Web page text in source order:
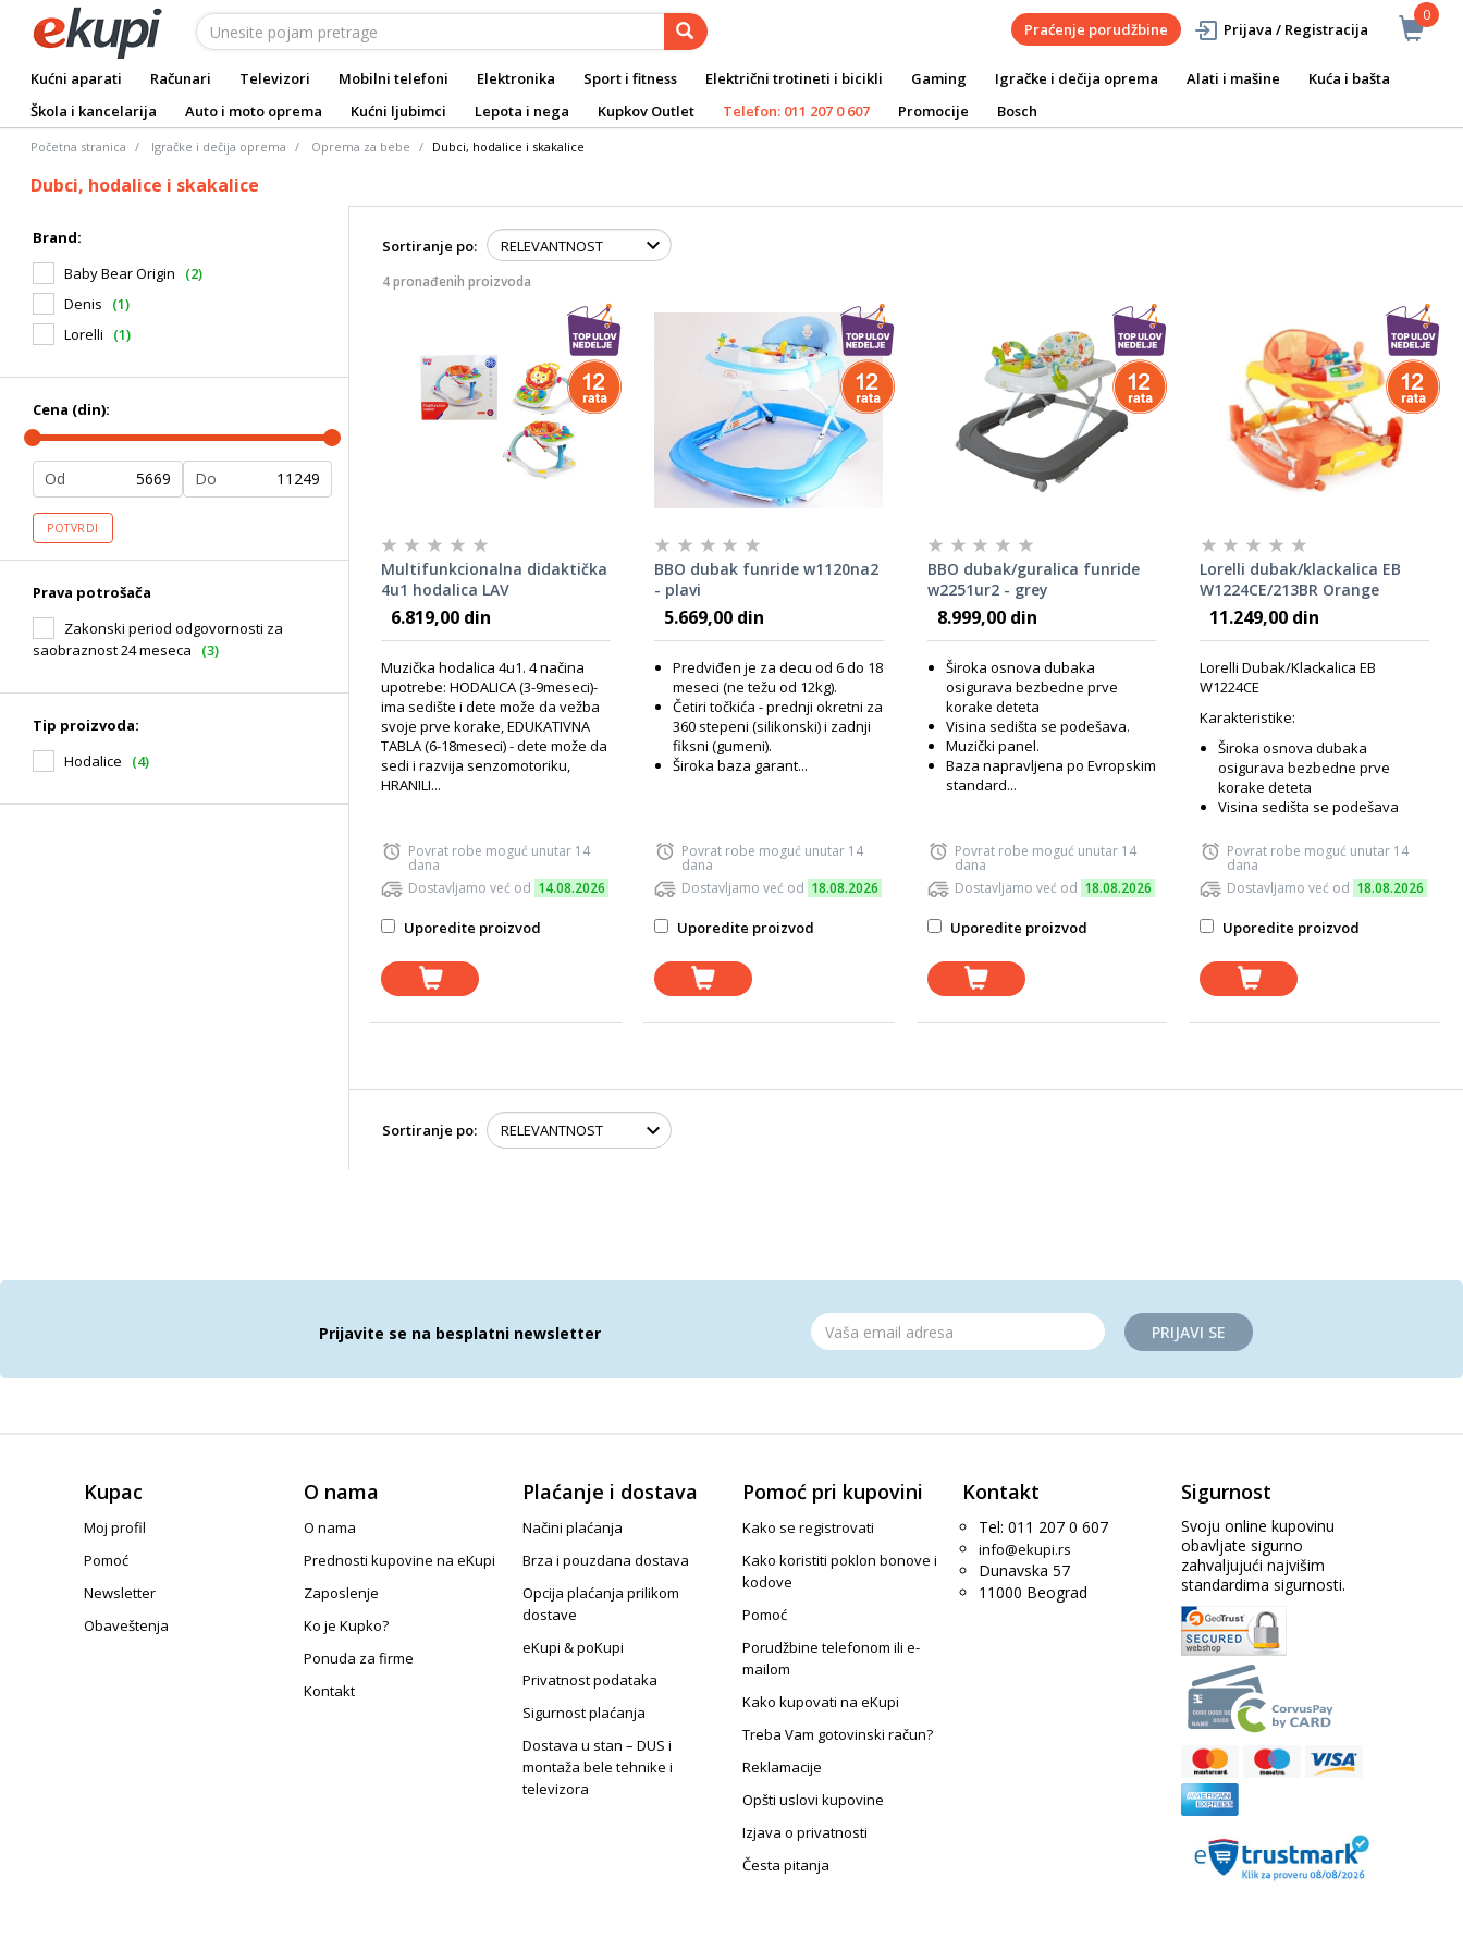
0
Praćenje porudžbine Prijava / Registracija
Kućni aparati Računari Televizori Mobilni telefoni Elektronika Sport i fitness Električni trotineti i bicikli Gaming Igračke i dečija oprema Alati i mašine
Kuća i bašta
Škola i kancelarija
Auto i moto oprema Kućni ljubimci Lepota i nega Kupkov Outlet Telefon: 011 207 0 607 Promocije Bosch
Početna stranica Igračke i dečija oprema Oprema za bebe Dubci, hodalice i skakalice
Dubci, hodalice i skakalice
Brand:
Baby Bear Origin
(2)
Denis
(1)
Lorelli
(1)
Cena (din):
Od Do
POTVRDI
Prava potrošača
Zakonski period odgovornosti za
saobraznost 24 meseca
(3)
Tip proizvoda:
Hodalice
(4)
Sortiranje po:
4 pronađenih proizvoda
Multifunkcionalna didaktička
4u1 hodalica LAV
6.819,00 din
Muzička hodalica 4u1. 4 načina
upotrebe: HODALICA (3-9meseci)-
ima sedište i dete može da vežba
svoje prve korake, EDUKATIVNA
TABLA (6-18meseci) - dete može da
sedi i razvija senzomotoriku,
HRANILI...
Povrat robe moguć unutar 14
dana
Dostavljamo već od 14.08.2026
Uporedite proizvod
BBO dubak funride w1120na2
- plavi
5.669,00 din
Predviđen je za decu od 6 do 18
meseci (ne težu od 12kg).
Četiri točkića - prednji okretni za
360 stepeni (silikonski) i zadnji
fiksni (gumeni).
Široka baza garant...
Povrat robe moguć unutar 14
dana
Dostavljamo već od 18.08.2026
Uporedite proizvod
BBO dubak/guralica funride
w2251ur2 - grey
8.999,00 din
Široka osnova dubaka
osigurava bezbedne prve
korake deteta
Visina sedišta se podešava.
Muzički panel.
Baza napravljena po Evropskim
standard...
Povrat robe moguć unutar 14
dana
Dostavljamo već od 18.08.2026
Uporedite proizvod
Lorelli dubak/klackalica EB
W1224CE/213BR Orange
(10120370001)
11.249,00 din
Lorelli Dubak/Klackalica EB
W1224CE
Karakteristike:
Široka osnova dubaka
osigurava bezbedne prve
korake deteta
Visina sedišta se podešava
Povrat robe moguć unutar 14
dana
Dostavljamo već od 18.08.2026
Uporedite proizvod
Sortiranje po:
Prijavite se na besplatni newsletter PRIJAVI SE
Kupac
Moj profil
Pomoć
Newsletter
Obaveštenja
O nama
O nama
Prednosti kupovine na eKupi
Zaposlenje
Ko je Kupko?
Ponuda za firme
Kontakt
Plaćanje i dostava
Načini plaćanja
Brza i pouzdana dostava
Opcija plaćanja prilikom
dostave
eKupi & poKupi
Privatnost podataka
Sigurnost plaćanja
Dostava u stan – DUS i
montaža bele tehnike i
televizora
Pomoć pri kupovini
Kako se registrovati
Kako koristiti poklon bonove i
kodove
Pomoć
Porudžbine telefonom ili e-
mailom
Kako kupovati na eKupi
Treba Vam gotovinski račun?
Reklamacije
Opšti uslovi kupovine
Izjava o privatnosti
Česta pitanja
Kontakt
Tel: 011 207 0 607
info@ekupi.rs
Dunavska 57
11000 Beograd
Sigurnost
Svoju online kupovinu
obavljate sigurno
zahvaljujući najvišim
standardima sigurnosti.